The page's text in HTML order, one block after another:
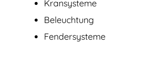
Kransysteme
Beleuchtung
Fendersysteme